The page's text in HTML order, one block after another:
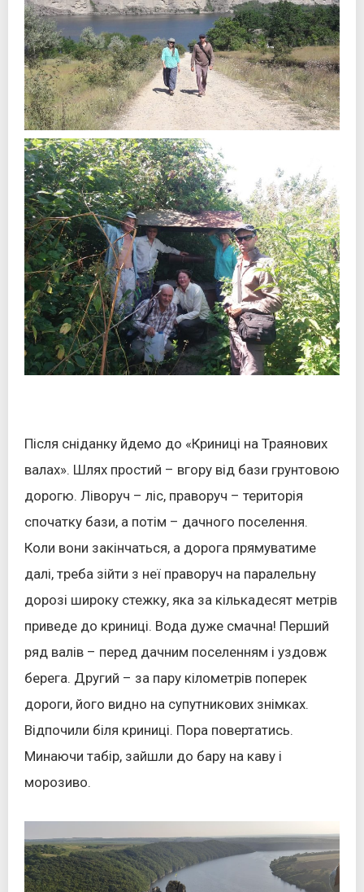
Після сніданку йдемо до «Криниці на Траянових
валах». Шлях простий – вгору від бази грунтовою
дорогю. Ліворуч – ліс, праворуч – територія
спочатку бази, а потім – дачного поселення.
Коли вони закінчаться, а дорога прямуватиме
далі, треба зійти з неї праворуч на паралельну
дорозі широку стежку, яка за кількадесят метрів
приведе до криниці. Вода дуже смачна! Перший
ряд валів – перед дачним поселенням і уздовж
берега. Другий – за пару кілометрів поперек
дороги, його видно на супутникових знімках.
Відпочили біля криниці. Пора повертатись.
Минаючи табір, зайшли до бару на каву і
морозиво.